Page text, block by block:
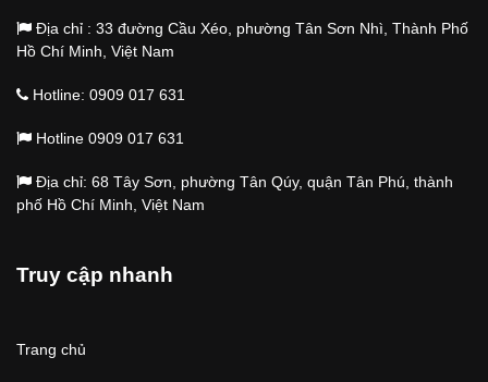
Địa chỉ : 33 đường Cầu Xéo, phường Tân Sơn Nhì, Thành Phố
Hồ Chí Minh, Việt Nam
Hotline: 0909 017 631
Hotline 0909 017 631
Địa chỉ: 68 Tây Sơn, phường Tân Qúy, quận Tân Phú, thành
phố Hồ Chí Minh, Việt Nam
Truy cập nhanh
Trang chủ